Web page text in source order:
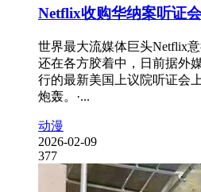
Netflix收购华纳案听证
世界最大流媒体巨头Netflix
还在各方胶着中，日前据外
行的最新美国上议院听证会
炮轰。·...
动漫
2026-02-09
377